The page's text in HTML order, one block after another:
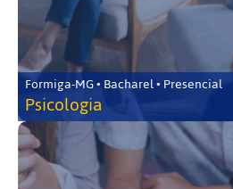
Formiga-MG • Bacharel • Presencial
Psicologia